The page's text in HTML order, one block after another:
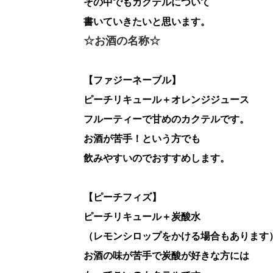
その中でもカクテルについて
書いていきたいと思います。
☆お酒の名称☆
【ファジーネーブル】
ピーチリキュール＋オレンジジュース
フルーティーで甘めのカクテルです。
お酒が苦手！という方でも
飲みやすいのでおすすめします。
【ピーチフィズ】
ピーチリキュール＋炭酸水
（レモンシロップをかける場合もあります
お酒の味が苦手で炭酸が好きな方には